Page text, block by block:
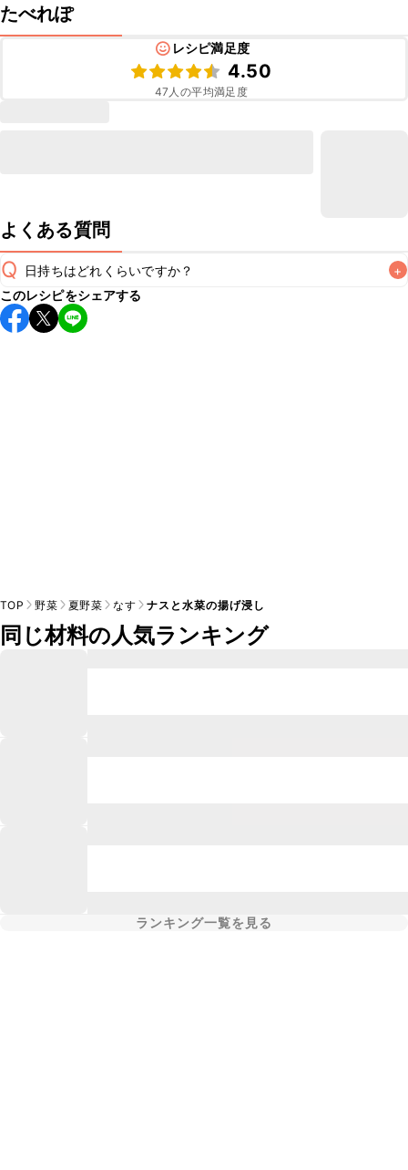
たべれぽ
レシピ満足度
4.50
47 人の平均満足度
よくある質問
Q 日持ちはどれくらいですか？ +
保存期間は冷蔵で翌日中が目安です。なるべくお早めにお召
し上がりください。
このレシピをシェアする
TOP 野菜 夏野菜 なす ナスと水菜の揚げ浸し
同じ材料の人気ランキング
ランキング一覧を見る